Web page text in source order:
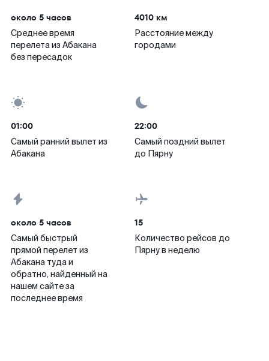
около 5 часов
Среднее время
перелета из Абакана
без пересадок
4010 км
Расстояние между
городами
01:00
Самый ранний вылет из
Абакана
22:00
Самый поздний вылет
до Пярну
около 5 часов
Самый быстрый
прямой перелет из
Абакана туда и
обратно, найденный на
нашем сайте за
последнее время
15
Количество рейсов до
Пярну в неделю